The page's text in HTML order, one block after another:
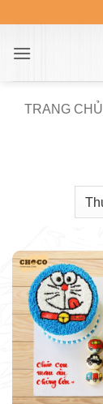
nội
TRANG CHỦ